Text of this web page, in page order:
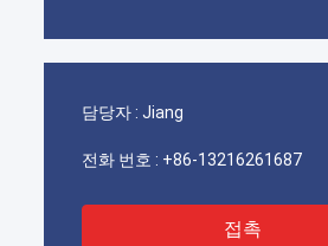
담당자 : Jiang
전화 번호 : +86-13216261687
접촉